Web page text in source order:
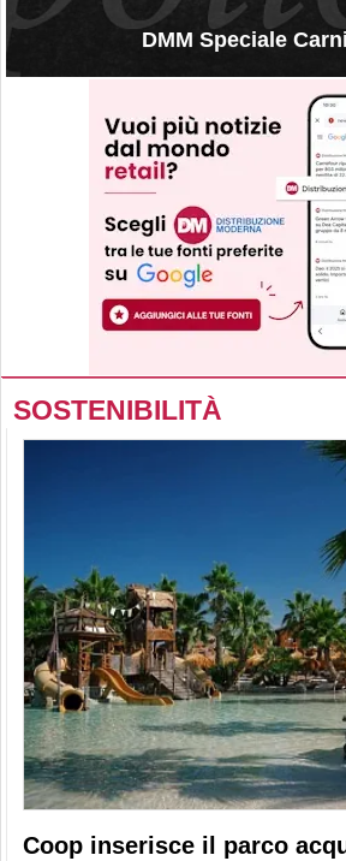
DMM Speciale
SOSTENIBILITÀ
Coop inserisce il parco